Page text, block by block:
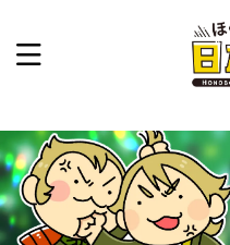
気になった日本史の事件
ね。中の人が24時間手動
です）
例：織田信長 長篠の戦